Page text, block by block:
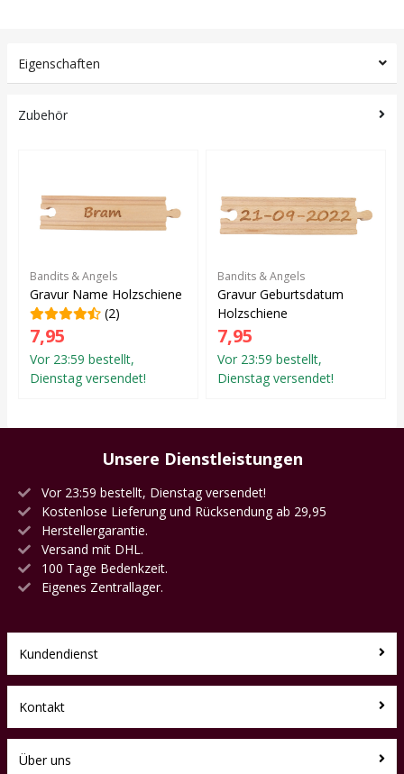
Eigenschaften
Zubehör
Bandits & Angels
Gravur Name Holzschiene
(2)
7,95
Vor 23:59 bestellt,
Dienstag versendet!
Bandits & Angels
Gravur Geburtsdatum
Holzschiene
7,95
Vor 23:59 bestellt,
Dienstag versendet!
Unsere Dienstleistungen
Vor 23:59 bestellt, Dienstag versendet!
Kostenlose Lieferung und Rücksendung ab 29,95
Herstellergarantie.
Versand mit DHL.
100 Tage Bedenkzeit.
Eigenes Zentrallager.
Kundendienst
Kontakt
Über uns